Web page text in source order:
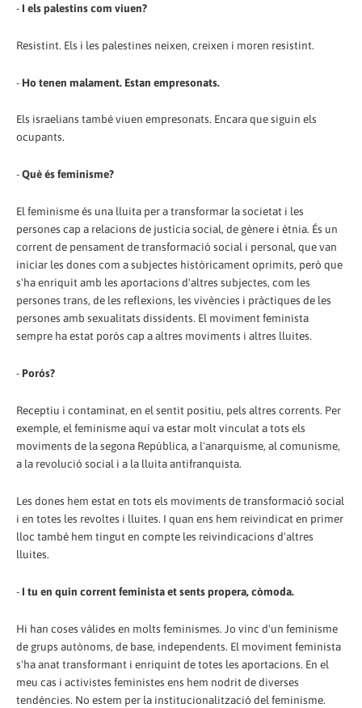
- I els palestins com viuen?
Resistint. Els i les palestines neixen, creixen i moren resistint.
- Ho tenen malament. Estan empresonats.
Els israelians també viuen empresonats. Encara que siguin els
ocupants.
-Què és feminisme?
El feminisme és una lluita per a transformar la societat i les
persones cap a relacions de justícia social, de gènere i ètnia. És un
corrent de pensament de transformació social i personal, que van
iniciar les dones com a subjectes històricament oprimits, però que
s'ha enriquit amb les aportacions d'altres subjectes, com les
persones trans, de les reflexions, les vivències i pràctiques de les
persones amb sexualitats dissidents. El moviment feminista
sempre ha estat porós cap a altres moviments i altres lluites.
- Porós?
Receptiu i contaminat, en el sentit positiu, pels altres corrents. Per
exemple, el feminisme aquí va estar molt vinculat a tots els
moviments de la segona República, a l'anarquisme, al comunisme,
a la revolució social i a la lluita antifranquista.
Les dones hem estat en tots els moviments de transformació social
i en totes les revoltes i lluites. I quan ens hem reivindicat en primer
lloc també hem tingut en compte les reivindicacions d'altres
lluites.
- I tu en quin corrent feminista et sents propera, còmoda.
Hi han coses vàlides en molts feminismes. Jo vinc d'un feminisme
de grups autònoms, de base, independents. El moviment feminista
s'ha anat transformant i enriquint de totes les aportacions. En el
meu cas i activistes feministes ens hem nodrit de diverses
tendències. No estem per la institucionalització del feminisme.